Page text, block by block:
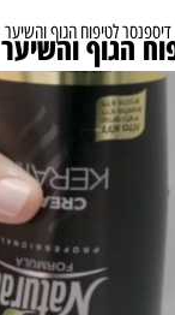
לטיפוח הגוף והשיער
הגוף והשיער